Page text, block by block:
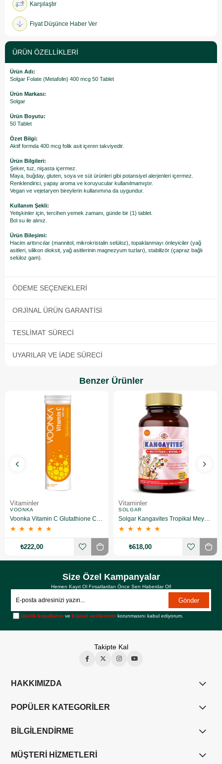
Karşılaştır
Fiyat Düşünce Haber Ver
ÜRÜN ÖZELLIKLERI
Ürün Adı:
Solgar Folate (Metafolin) 400 mcg 50 Tablet
Ürün Markası:
Solgar
Ürün Boyutu:
50 Tablet
Özet Bilgi:
Aktif formda 400 mcg folik asit içeren takviyedir.
Ürün Bilgileri:
Şeker, tuz, nişasta içermez.
Maya, buğday, gluten, soya ve süt ürünleri gibi potansiyel alerjenleri içermez.
Renklendirici, yapay aroma ve koruyucular kullanılmamıştır.
Vegan ve vejetaryen bireylerin kullanımına da uygundur.
Kullanım Şekli:
Yetişkinler için, tercihen yemek zamanı, günde bir (1) tablet.
Bol su ile alınız.
Ürün Bileşimi:
Hacim arttırıcılar (mannitol, mikrokristalin selüloz), topaklanmayı önleyiciler (yağ
asitleri, silikon dioksit, yağ asitlerinin magnezyum tuzları), stabilizör (çapraz bağlı
selüloz gam).
ÖDEME SEÇENEKLERI
ORJINAL ÜRÜN GARANTISI
TESLIMAT SÜRECI
UYARILAR VE İADE SÜRECI
Benzer Ürünler
Vitaminler
VOONKA
Voonka Vitamin C Glutathione Complex Efervesan 15 Tablet
★ ★ ★ ★ ★
₺222,00
Vitaminler
SOLGAR
Solgar Kangavites Tropikal Meyve Aromalı 60 Tablet
★ ★ ★ ★ ★
₺618,00
Size Özel Kampanyalar
Hemen Kayıt Ol Fırsatlardan Önce Sen Haberdar Ol!
Gönder
Üyelik koşullarını vekişisel verilerimin korunmasını kabul ediyorum.
Takipte Kal
HAKKIMIZDA
POPÜLER KATEGORİLER
BİLGİLENDİRME
MÜŞTERİ HİZMETLERİ